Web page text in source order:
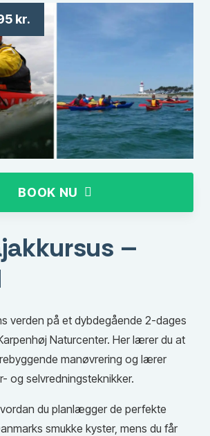
kr.
BOOK NU
–
verden på et dybdegående 2-dages
Naturcenter. Her lærer du at
manøvrering og lærer
og selvredningsteknikker.
du planlægger de perfekte
smukke kyster, mens du får